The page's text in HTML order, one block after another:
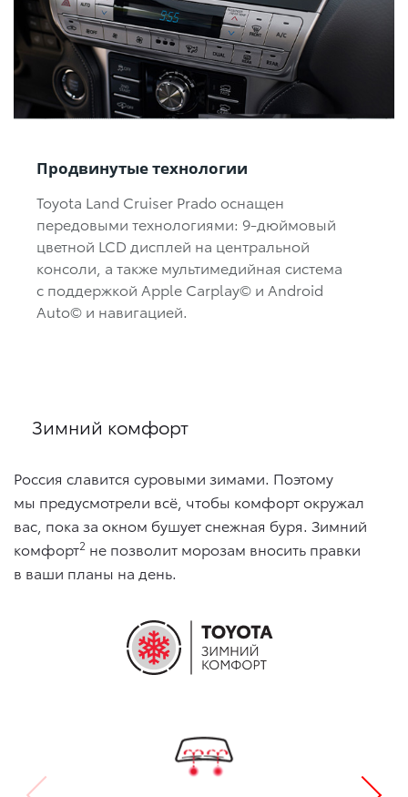
Продвинутые технологии
Toyota Land Cruiser Prado оснащен
передовыми технологиями: 9-дюймовый
цветной LCD дисплей на центральной
консоли, а также мультимедийная система
с поддержкой Apple Carplay© и Android
Auto© и навигацией.
Зимний комфорт
Россия славится суровыми зимами. Поэтому
мы предусмотрели всё, чтобы комфорт окружал
вас, пока за окном бушует снежная буря. Зимний
комфорт2 не позволит морозам вносить правки
в ваши планы на день.